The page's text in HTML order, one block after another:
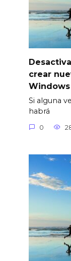
crear
Windows
Si alguna
habrá
0